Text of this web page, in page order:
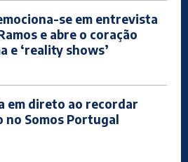
se em entrevista
e abre o coração
e ‘reality shows’
em direto ao recordar
no Somos Portugal